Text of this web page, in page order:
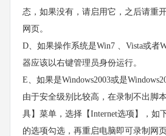
态，如果没有，请启用它，之后请重
网页。
D、如果操作系统是Win7 、Vista或者
器应该以右键管理员身份运行。
E、如果是Windows2003或是
由于安全级别比较高，在录制不出脚
具】菜单，选择【Internet选项】，如
的选项勾选，再重启电脑即可录制网页